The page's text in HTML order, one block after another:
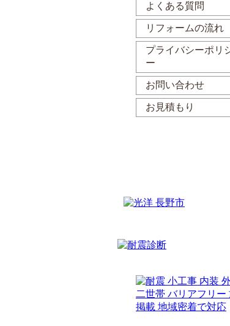
よくある質問
リフォームの流れ
プライバシーポリ
ー
お問い合わせ
お見積もり